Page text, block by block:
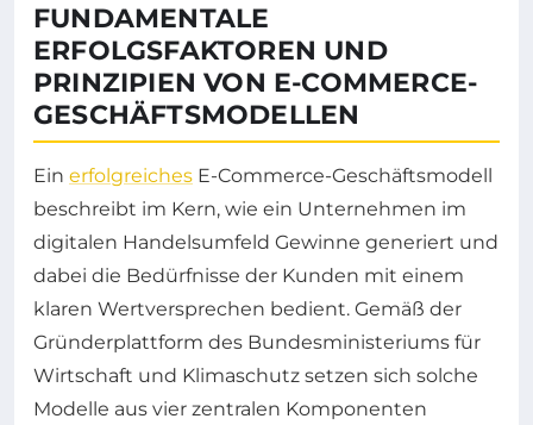
FUNDAMENTALE
ERFOLGSFAKTOREN UND
PRINZIPIEN VON E-COMMERCE-
GESCHÄFTSMODELLEN
Ein erfolgreiches E-Commerce-Geschäftsmodell
beschreibt im Kern, wie ein Unternehmen im
digitalen Handelsumfeld Gewinne generiert und
dabei die Bedürfnisse der Kunden mit einem
klaren Wertversprechen bedient. Gemäß der
Gründerplattform des Bundesministeriums für
Wirtschaft und Klimaschutz setzen sich solche
Modelle aus vier zentralen Komponenten